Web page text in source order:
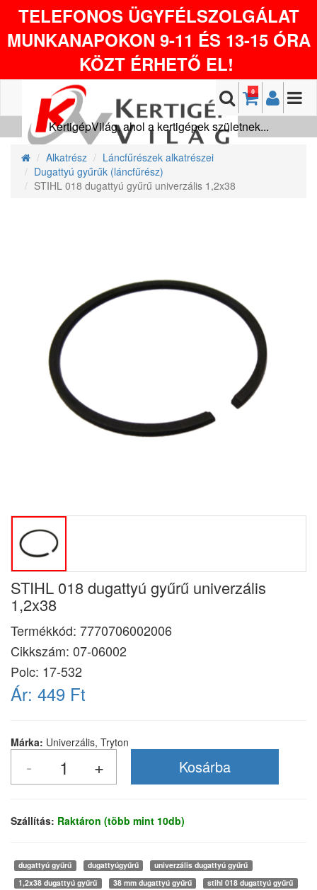
TELEFONOS ÜGYFÉLSZOLGÁLAT
MUNKANAPOKON 9-11 ÉS 13-15 ÓRA
KÖZT ÉRHETŐ EL!
0
KertigépVilág, ahol a kertigépek születnek...
Alkatrész
Láncfűrészek alkatrészei
Dugattyú gyűrűk (láncfűrész)
STIHL 018 dugattyú gyűrű univerzális 1,2x38
STIHL 018 dugattyú gyűrű univerzális
1,2x38
Termékkód: 7770706002006
Cikkszám: 07-06002
Polc: 17-532
Ár: 449 Ft
Márka: Univerzális, Tryton
Szállítás: Raktáron (több mint 10db)
dugattyú gyűrű dugattyúgyűrű
univerzális dugattyú gyűrű
1,2x38 dugattyú gyűrű
38 mm dugattyú gyűrű
stihl 018 dugattyú gyűrű